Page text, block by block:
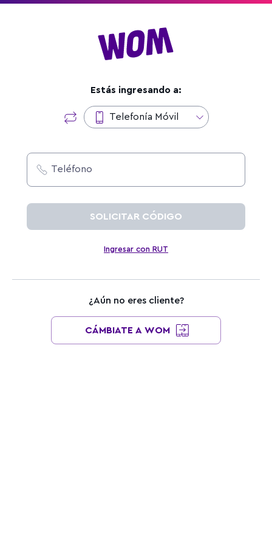
Estás ingresando a:
Telefonía Móvil
Teléfono
SOLICITAR CÓDIGO
Ingresar con RUT
¿Aún no eres cliente?
CÁMBIATE A WOM